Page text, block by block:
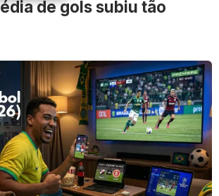
de gols subiu tão